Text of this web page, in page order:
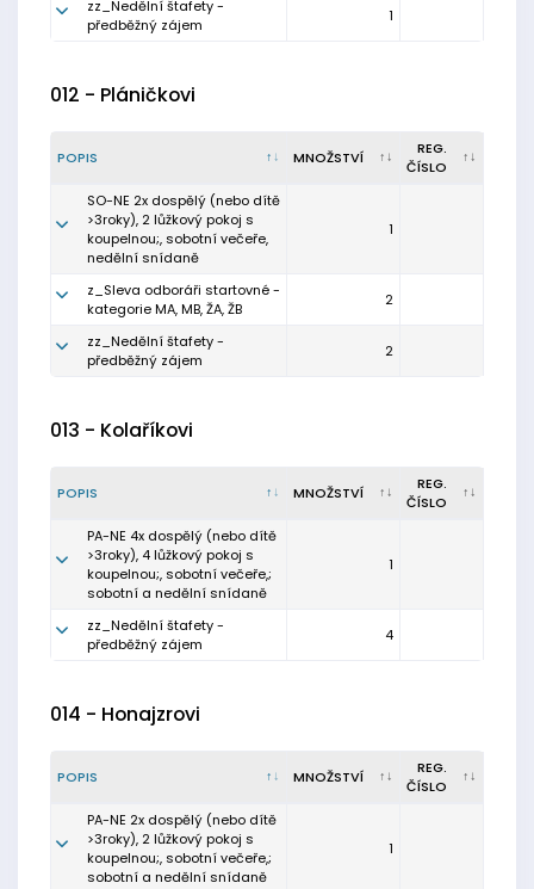
zz_Nedělní štafety -
předběžný zájem
1
012 - Pláničkovi
POPIS MNOŽSTVÍ
REG.
ČÍSLO
SO-NE 2x dospělý (nebo dítě
>3roky), 2 lůžkový pokoj s
koupelnou;, sobotní večeře,
nedělní snídaně
1
z_Sleva odboráři startovné -
kategorie MA, MB, ŽA, ŽB
2
zz_Nedělní štafety -
předběžný zájem
2
013 - Kolaříkovi
POPIS MNOŽSTVÍ
REG.
ČÍSLO
PA-NE 4x dospělý (nebo dítě
>3roky), 4 lůžkový pokoj s
koupelnou;, sobotní večeře,;
sobotní a nedělní snídaně
1
zz_Nedělní štafety -
předběžný zájem
4
014 - Honajzrovi
POPIS MNOŽSTVÍ
REG.
ČÍSLO
PA-NE 2x dospělý (nebo dítě
>3roky), 2 lůžkový pokoj s
koupelnou;, sobotní večeře,;
sobotní a nedělní snídaně
1